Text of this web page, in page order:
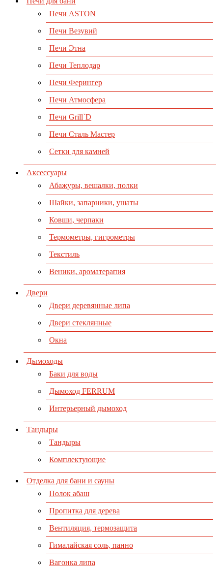
Печи ASTON
Печи Везувий
Печи Этна
Печи Теплодар
Печи Ферингер
Печи Атмосфера
Печи Grill`D
Печи Сталь Мастер
Сетки для камней
Аксессуары
Абажуры, вешалки, полки
Шайки, запарники, ушаты
Ковши, черпаки
Термометры, гигрометры
Текстиль
Веники, ароматерапия
Двери
Двери деревянные липа
Двери стеклянные
Окна
Дымоходы
Баки для воды
Дымоход FERRUM
Интерьерный дымоход
Тандыры
Тандыры
Комплектующие
Отделка для бани и сауны
Полок абаш
Пропитка для дерева
Вентиляция, термозащита
Гималайская соль, панно
Вагонка липа